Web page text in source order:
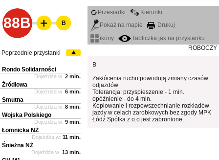
88B
Przesiadki
Kierunki
Pokaż na mapie
Drukuj
ikony
Tabliczka jak na przystanku
ROBOCZY
B
Zakłócenia ruchu powodują zmiany czasów
odjazdów
Tolerancja: przyspieszenie - 1 min.
opóźnienie - do 4 min.
Kopiowanie i rozpowszechnianie rozkładów
jazdy w celach zarobkowych bez zgody MPK
Łódź Spółka z o.o jest zabronione.
B
Poprzednie przystanki
Rondo Solidarności
Dojeżdża w: 2 min.
Źródłowa
Dojeżdża w: 6 min.
Smutna
Dojeżdża w: 8 min.
Wojska Polskiego
Dojeżdża w: 9 min.
Łomnicka NŻ
Dojeżdża w: 11 min.
Śnieżna NŻ
Dojeżdża w: 13 min.